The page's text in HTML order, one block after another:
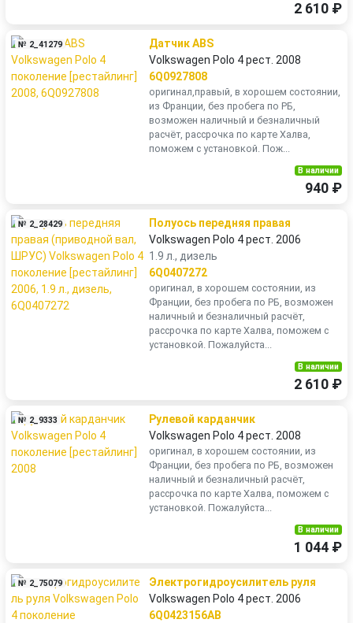
2 610 ₽
№ 2_41279
Датчик ABS
Volkswagen Polo 4 рест. 2008
6Q0927808
оригинал,правый, в хорошем состоянии,
из Франции, без пробега по РБ,
возможен наличный и безналичный
расчёт, рассрочка по карте Халва,
поможем с установкой. Пож...
В наличии
940 ₽
№ 2_28429
Полуось передняя правая
Volkswagen Polo 4 рест. 2006
1.9 л., дизель
6Q0407272
оригинал, в хорошем состоянии, из
Франции, без пробега по РБ, возможен
наличный и безналичный расчёт,
рассрочка по карте Халва, поможем с
установкой. Пожалуйста...
В наличии
2 610 ₽
№ 2_9333
Рулевой карданчик
Volkswagen Polo 4 рест. 2008
оригинал, в хорошем состоянии, из
Франции, без пробега по РБ, возможен
наличный и безналичный расчёт,
рассрочка по карте Халва, поможем с
установкой. Пожалуйста...
В наличии
1 044 ₽
№ 2_75079
Электрогидроусилитель руля
Volkswagen Polo 4 рест. 2006
6Q0423156AB